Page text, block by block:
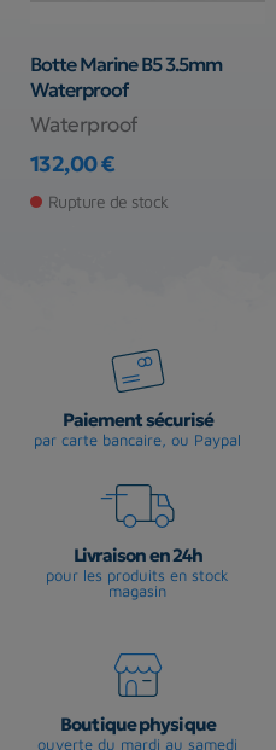
Botte Marine B5 3.5mm
Waterproof
Waterproof
Prix
132,00 €
Rupture de stock
Paiement sécurisé
par carte bancaire, ou Paypal
Livraison en 24h
pour les produits en stock
magasin
Boutique physique
ouverte du mardi au samedi